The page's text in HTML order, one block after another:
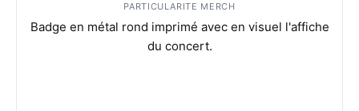
PARTICULARITE MERCH
Badge en métal rond imprimé avec en visuel l'affiche
du concert.